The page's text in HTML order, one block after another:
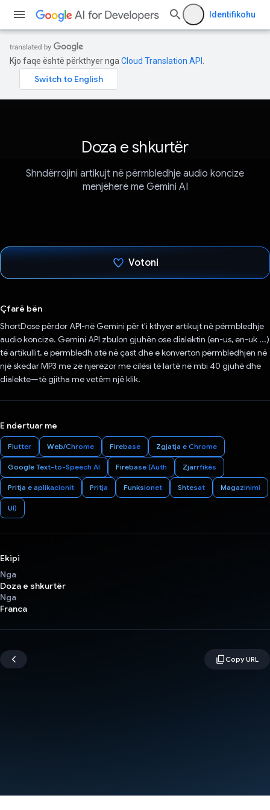
Identifikohu
Kjo faqe është përkthyer nga Cloud Translation API
Doza e shkurtër
Shndërrojini artikujt në përmbledhje audio koncize
menjëherë me Gemini AI
Votoni
Çfarë bën
ShortDose përdor API-në Gemini për t'i kthyer artikujt në përmbledhje
audio koncize. Gemini API zbulon gjuhën ose dialektin (en-us, en-uk ...)
të artikullit, e përmbledh atë në çast dhe e konverton përmbledhjen në
një skedar MP3 me zë njerëzor me cilësi të lartë në mbi 40 gjuhë dhe
dialekte—të gjitha me vetëm një klik.
E ndertuar me
Flutter Web/Chrome Firebase Zgjatja e Chrome
Google Text-to-Speech AI Firebase (Auth Zjarrfikës
Pritja e aplikacionit Pritja Funksionet Shtesat Magazinimi
UI)
Ekipi
Nga
Doza e shkurtër
Nga
Franca